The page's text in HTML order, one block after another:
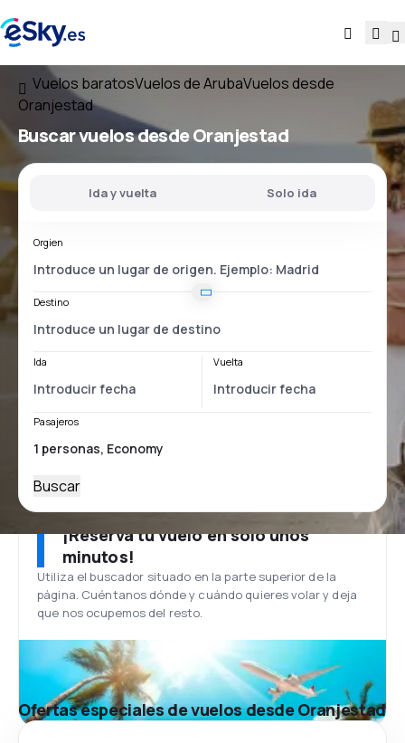
Vuelos baratosVuelos de ArubaVuelos desde
Oranjestad
Buscar vuelosdesde Oranjestad
Ida y vuelta Solo ida
Orgien
Destino
Ida Vuelta
Pasajeros
Buscar
¡Reserva tu vuelo en solo unos
minutos!
Utiliza el buscador situado en la parte superior de la
página. Cuéntanos dónde y cuándo quieres volar y deja
que nos ocupemos del resto.
Ofertas especiales de vuelos desde Oranjestad